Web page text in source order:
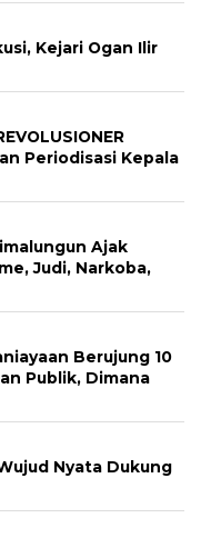
Kejari Ogan Ilir
Periodisasi Kepala
Ajak
Judi, Narkoba,
Berujung 10
Publik, Dimana
Nyata Dukung